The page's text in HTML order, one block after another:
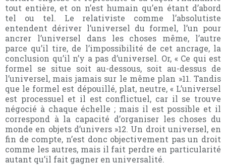
tout entière, et on n’est humain qu’en étant d’abord
tel ou tel. Le relativiste comme l’absolutiste
entendent dériver l’universel du formel, l’un pour
ancrer l’universel dans les choses même, l’autre
parce qu’il tire, de l’impossibilité de cet ancrage, la
conclusion qu’il n’y a pas d’universel. Or, « Ce qui est
formel se situe soit au-dessous, soit au-dessus de
l’universel, mais jamais sur le même plan »11. Tandis
que le formel est dépouillé, plat, neutre, « L’universel
est processuel et il est conflictuel, car il se trouve
négocié à chaque échelle ; mais il est possible et il
correspond à la capacité d’organiser les choses du
monde en objets d’univers »12. Un droit universel, en
fin de compte, n’est donc objectivement pas un droit
comme les autres, mais il fait perdre en particularité
autant qu’il fait gagner en universalité.